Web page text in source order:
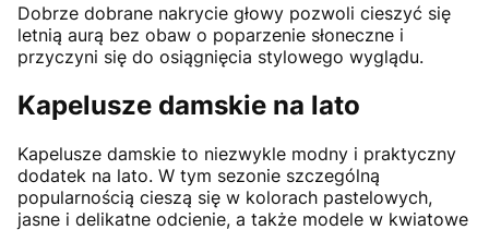
Dobrze dobrane nakrycie głowy pozwoli cieszyć się
letnią aurą bez obaw o poparzenie słoneczne i
przyczyni się do osiągnięcia stylowego wyglądu.
Kapelusze damskie na lato
Kapelusze damskie to niezwykle modny i praktyczny
dodatek na lato. W tym sezonie szczególną
popularnością cieszą się w kolorach pastelowych,
jasne i delikatne odcienie, a także modele w kwiatowe